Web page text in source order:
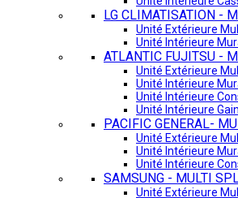
LG CLIMATISATION -
Unité Extérieure
Unité Intérieure
ATLANTIC FUJITSU -
Unité Extérieure
Unité Intérieure
Unité Intérieure
Unité Intérieure
PACIFIC GENERAL-
Unité Extérieure
Unité Intérieure
Unité Intérieure
SAMSUNG - MULTI
Unité Extérieure